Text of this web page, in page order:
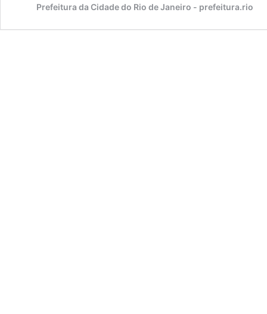
Prefeitura da Cidade do Rio de Janeiro - prefeitura.rio